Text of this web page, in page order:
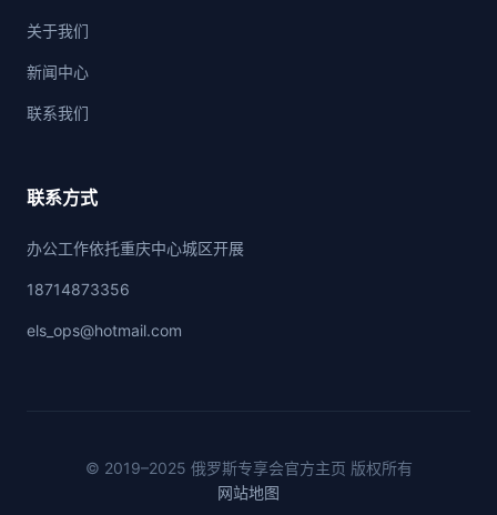
关于我们
新闻中心
联系我们
联系方式
办公工作依托重庆中心城区开展
18714873356
els_ops@hotmail.com
© 2019–2025 俄罗斯专享会官方主页 版权所有
网站地图